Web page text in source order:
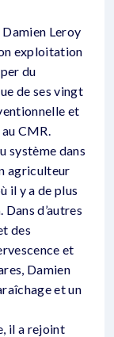
Damien Leroy
exploitation
du
de ses vingt
et
CMR.
système dans
agriculteur
il y a de plus
d’autres
des
et
Damien
et un
il a rejoint